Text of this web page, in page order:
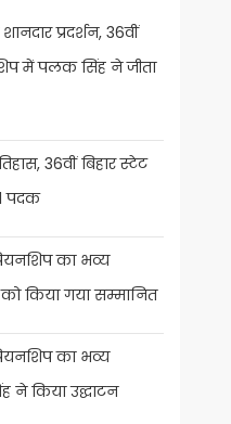
प्रदर्शन, 36वीं
में पलक सिंह ने जीता
36वीं बिहार स्टेट
पदक
का भव्य
किया गया सम्मानित
का भव्य
ने किया उद्घाटन